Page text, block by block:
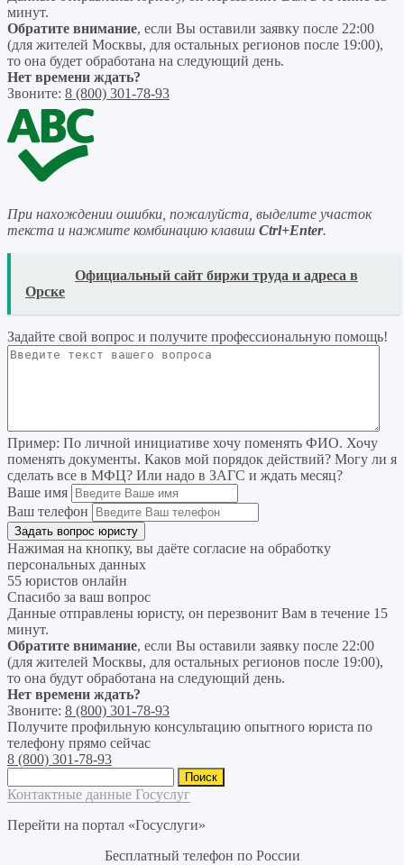
минут.
Обратите внимание, если Вы оставили заявку после 22:00
(для жителей Москвы, для остальных регионов после 19:00),
то она будет обработана на следующий день.
Нет времени ждать?
Звоните: 8 (800) 301-78-93
При нахождении ошибки, пожалуйста, выделите участок
текста и нажмите комбинацию клавиш Ctrl+Enter.
Официальный сайт биржи труда и адреса в
Орске
Задайте свой вопрос и получите профессиональную помощь!
Пример: По личной инициативе хочу поменять ФИО. Хочу
поменять документы. Каков мой порядок действий? Могу ли я
сделать все в МФЦ? Или надо в ЗАГС и ждать месяц?
Ваше имя
Ваш телефон
Нажимая на кнопку, вы даёте согласие на обработку
персональных данных
55 юристов онлайн
Спасибо за ваш вопрос
Данные отправлены юристу, он перезвонит Вам в течение 15
минут.
Обратите внимание, если Вы оставили заявку после 22:00
(для жителей Москвы, для остальных регионов после 19:00),
то она будут обработана на следующий день.
Нет времени ждать?
Звоните: 8 (800) 301-78-93
Получите профильную консультацию опытного юриста по
телефону прямо сейчас
8 (800) 301-78-93
Контактные данные Госуслуг
Перейти на портал «Госуслуги»
Бесплатный телефон по России